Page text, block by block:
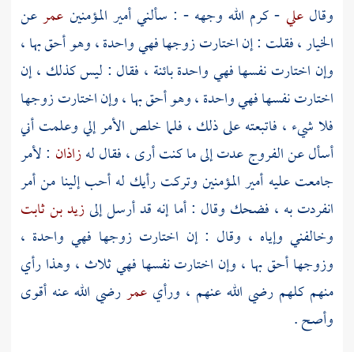
وقالعلي - كرم الله وجهه - : سألني أمير المؤمنين عمرعن
الخيار ، فقلت : إن اختارت زوجها فهي واحدة ، وهو أحق بها ،
وإن اختارت نفسها فهي واحدة بائنة ، فقال : ليس كذلك ، إن
اختارت نفسها فهي واحدة ، وهو أحق بها ، وإن اختارت زوجها
فلا شيء ، فاتبعته على ذلك ، فلما خلص الأمر إلي وعلمت أني
أسأل عن الفروج عدت إلى ما كنت أرى ، فقال لهزاذان : لأمر
جامعت عليه أمير المؤمنين وتركت رأيك له أحب إلينا من أمر
انفردت به ، فضحك وقال : أما إنه قد أرسل إلىزيد بن ثابت
وخالفني وإياه ، وقال : إن اختارت زوجها فهي واحدة ،
وزوجها أحق بها ، وإن اختارت نفسها فهي ثلاث ، وهذا رأي
منهم كلهم رضي الله عنهم ، ورأي عمررضي الله عنه أقوى
وأصح .